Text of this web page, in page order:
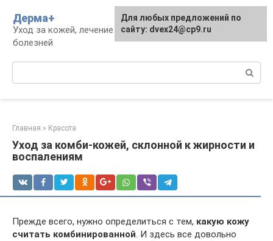
контенту
Дерма+
Уход за кожей, лечение дерматологических
болезней
Главная » Красота
Уход за комби-кожей, склонной к жирности и
воспалениям
Прежде всего, нужно определиться с тем, какую кожу
считать комбинированной. И здесь все довольно
Для любых предложений по
сайту: dvex24@cp9.ru